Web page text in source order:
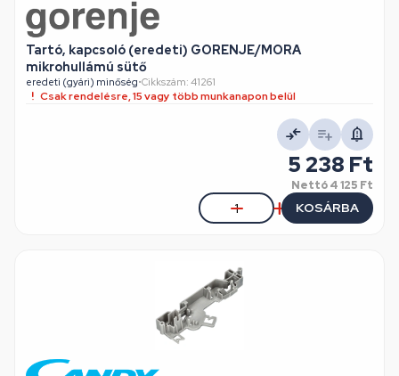
Tartó, kapcsoló (eredeti) GORENJE/MORA
mikrohullámú sütő
eredeti (gyári) minőség•Cikkszám: 41261
Csak rendelésre, 15 vagy több munkanapon belül
5 238 Ft
Nettó4 125 Ft
KOSÁRBA